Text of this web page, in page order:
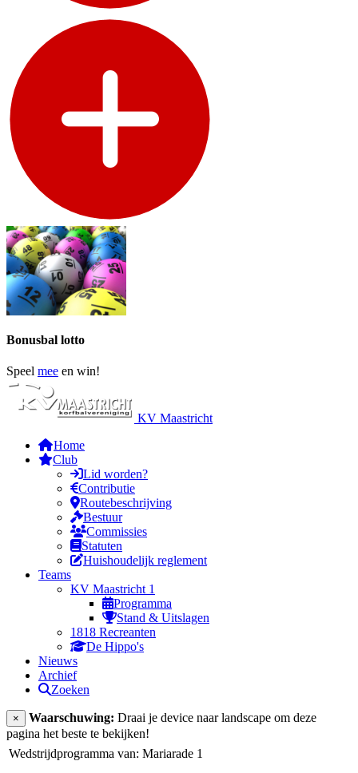
Bonusbal lotto
Speel mee en win!
KV Maastricht
Home
Club
Lid worden?
Contributie
Routebeschrijving
Bestuur
Commissies
Statuten
Huishoudelijk reglement
Teams
KV Maastricht 1
Programma
Stand & Uitslagen
1818 Recreanten
De Hippo's
Nieuws
Archief
Zoeken
× Waarschuwing: Draai je device naar landscape om deze
pagina het beste te bekijken!
Wedstrijdprogramma van: Mariarade 1